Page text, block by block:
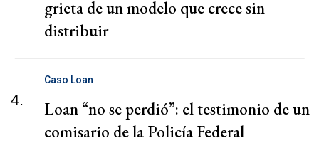
grieta de un modelo que crece sin
distribuir
4.
Caso Loan
Loan “no se perdió”: el testimonio de un
comisario de la Policía Federal